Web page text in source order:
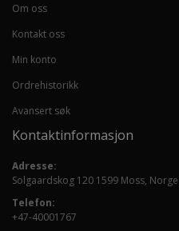
Om oss
Kontakt oss
Min konto
Ordrehistorikk
Avansert søk
Kontaktinformasjon
Adresse:
Solgaardskog 120 1599 Moss, Norge
Telefon:
+47-40001767